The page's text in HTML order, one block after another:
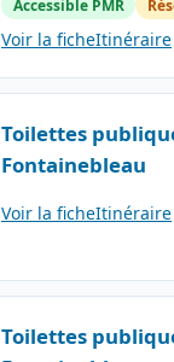
Accessible PMR
Voir la ficheItinéraire
Toilettes
Fontainebleau
Voir la ficheItinéraire
Toilettes